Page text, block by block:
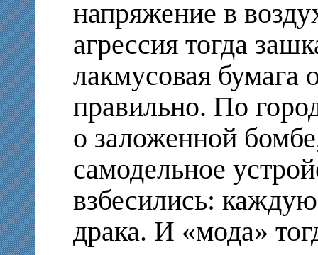
напряжение в
агрессия тогда
лакмусовая бумага
правильно. По
о заложенной
самодельное
взбесились:
драка. И «мода»